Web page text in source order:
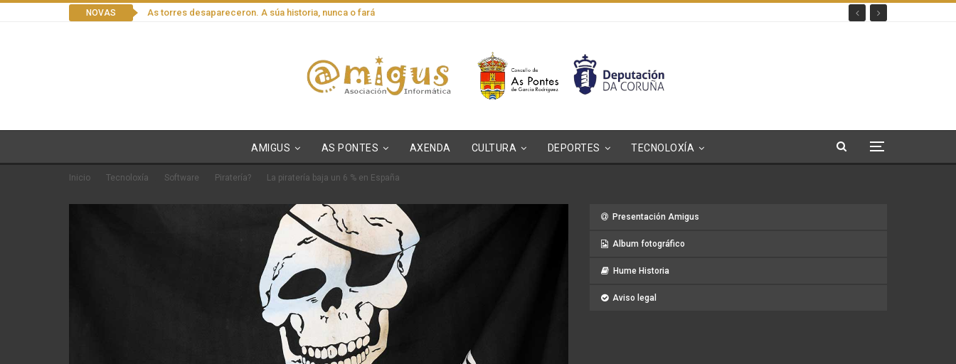
NOVAS As torres desapareceron. A súa historia, nunca o fará
AMIGUS AS PONTES AXENDA CULTURA DEPORTES TECNOLOXÍA
Inicio Tecnoloxía Software Piratería? La piratería baja un 6 % en España
Presentación Amigus
Album fotográfico
Hume Historia
Aviso legal